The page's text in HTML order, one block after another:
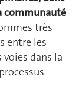
communauté
très
entre les
dans la